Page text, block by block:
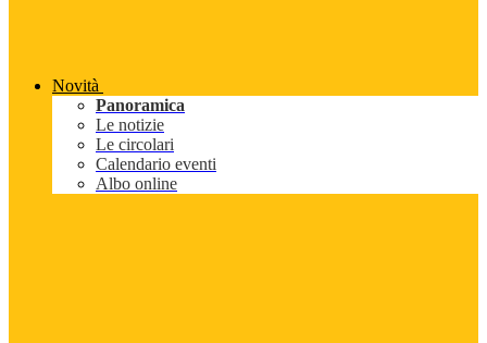
Novità
Panoramica
Le notizie
Le circolari
Calendario eventi
Albo online